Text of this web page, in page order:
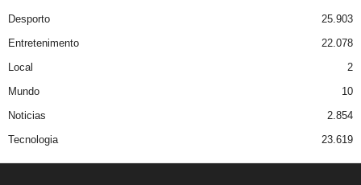
Desporto
25.903
Entretenimento
22.078
Local
2
Mundo
10
Noticias
2.854
Tecnologia
23.619